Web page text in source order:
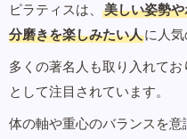
ピラティスは、 美しい姿勢
分磨きを楽しみたい人に人気
多くの著名人も取り入れて
として注目されています。
体の軸や重心のバランスを意